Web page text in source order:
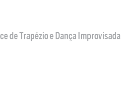
de Trapézio e Dança Improvisada